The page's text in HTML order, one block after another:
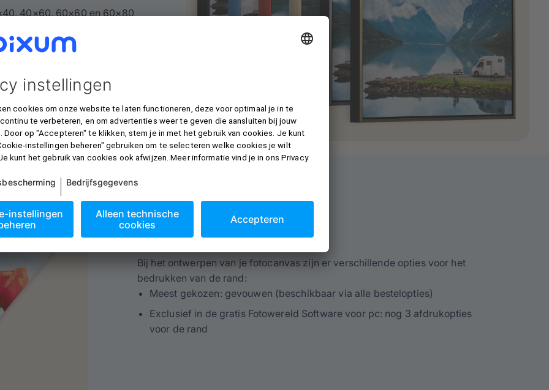
40×60, 60×60 en 60×80
zilver of zwart-goud
Foto op canvas ontwerpen
Bij het ontwerpen van je fotocanvas zijn er verschillende opties voor het
bedrukken van de rand:
Meest gekozen: gevouwen (beschikbaar via alle bestelopties)
Exclusief in de gratis Fotowereld Software voor pc: nog 3 afdrukopties
voor de rand